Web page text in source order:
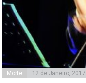
Morte 12 de Janeiro, 2017